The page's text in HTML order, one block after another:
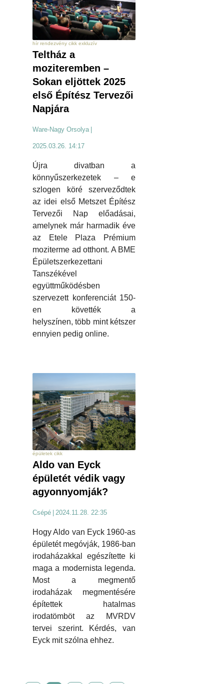
hír rendezvény cikk exkluzív
Teltház a
moziteremben –
Sokan eljöttek 2025
első Építész Tervezői
Napjára
Ware-Nagy Orsolya
2025.03.26. 14:17
Újra divatban a
könnyűszerkezetek – e
szlogen köré szerveződtek
az idei első Metszet Építész
Tervezői Nap előadásai,
amelynek már harmadik éve
az Etele Plaza Prémium
moziterme ad otthont. A BME
Épületszerkezettani
Tanszékével
együttműködésben
szervezett konferenciát 150-
en követték a
helyszínen, több mint kétszer
ennyien pedig online.
épületek cikk
Aldo van Eyck
épületét védik vagy
agyonnyomják?
Csépé 2024.11.28. 22:35
Hogy Aldo van Eyck 1960-as
épületét megóvják, 1986-ban
irodaházakkal egészítette ki
maga a modernista legenda.
Most a megmentő
irodaházak megmentésére
építettek hatalmas
irodatömböt az MVRDV
tervei szerint. Kérdés, van
Eyck mit szólna ehhez.